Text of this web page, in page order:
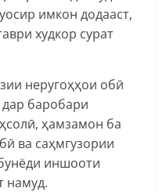
имкон додааст,
худкор сурат
неругоҳҳои обӣ
баробари
ҳамзамон ба
ва саҳмгузории
иншооти
намуд.